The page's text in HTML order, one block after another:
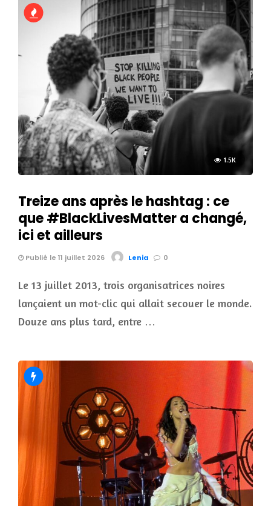
1.5K
Treize ans après le hashtag : ce
que #BlackLivesMatter a changé,
ici et ailleurs
Publié le 11 juillet 2026 Lenia 0
Le 13 juillet 2013, trois organisatrices noires
lançaient un mot-clic qui allait secouer le monde.
Douze ans plus tard, entre …